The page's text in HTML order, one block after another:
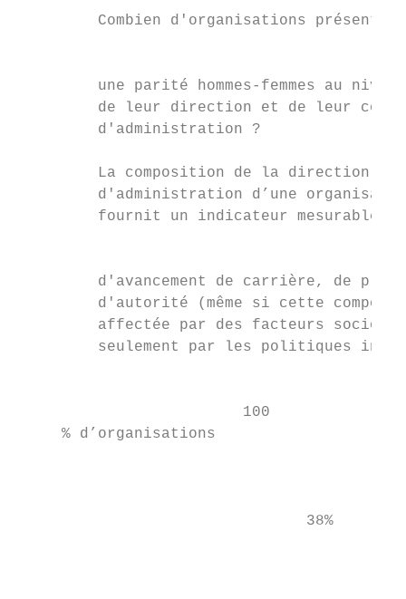
Combien d'organisations
         une parité hommes-femmes au niveau
de leur direction et de leur
d'administration ?
La composition de la direction
d'administration d’une
fournit un indicateur mesurable
d'avancement de carrière, de
d'autorité (même si cette
affectée par des facteurs socio-
seulement par les politiques
                         100
     % d’organisations
                                38%